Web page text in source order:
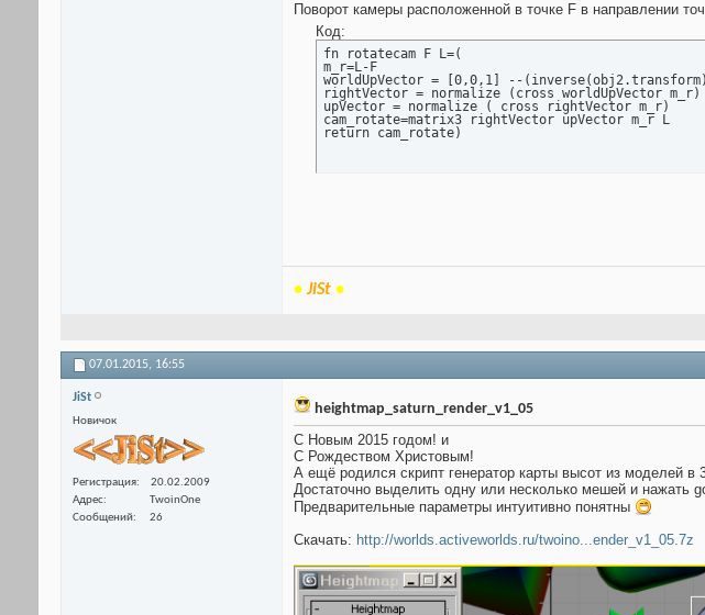
Поворот камеры расположенной в точке F в направлении
Код:
fn rotatecam F L=(
m_r=L-F
worldUpVector = [0,0,1] --
rightVector = normalize (cross worldUpVector m_r)
upVector = normalize ( cross rightVector m_r)
cam_rotate=matrix3 rightVector upVector m_r L
return cam_rotate)
•JiSt •
07.01.2015, 16:55
JiSt
Новичок
Регистрация
20.02.2009
Адрес
TwoinOne
Сообщений
26
heightmap_saturn_render_v1_05
С Новым 2015 годом! и
С Рождеством Христовым!
А ещё родился скрипт генератор карты высот из моделей
Достаточно выделить одну или несколько мешей и нажать
Предварительные параметры интуитивно понятны
Скачать: http://worlds.activeworlds.ru/twoino...ender_v1_05.7z